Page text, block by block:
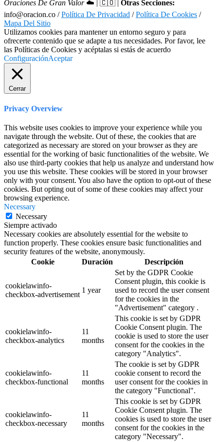
Oraciones De Gran Valor☁️ | 🇨🇴 | Otras Secciones:
info@oracion.co /Política De Privacidad /Política De Cookies /
Mapa Del Sitio
Utilizamos cookies para mantener un entorno seguro y para
ofrecerte contenido que se adapte a tus necesidades. Por favor, lee
las Políticas de Cookies y acéptalas si estás de acuerdo
ConfiguraciónAceptar
Cerrar
Privacy Overview
This website uses cookies to improve your experience while you
navigate through the website. Out of these, the cookies that are
categorized as necessary are stored on your browser as they are
essential for the working of basic functionalities of the website. We
also use third-party cookies that help us analyze and understand how
you use this website. These cookies will be stored in your browser
only with your consent. You also have the option to opt-out of these
cookies. But opting out of some of these cookies may affect your
browsing experience.
Necessary
Necessary
Siempre activado
Necessary cookies are absolutely essential for the website to
function properly. These cookies ensure basic functionalities and
security features of the website, anonymously.
Cookie
Duración Descripción
cookielawinfo-
checkbox-advertisement
1 year
Set by the GDPR Cookie
Consent plugin, this cookie is
used to record the user consent
for the cookies in the
"Advertisement" category .
cookielawinfo-
checkbox-analytics
11
months
This cookie is set by GDPR
Cookie Consent plugin. The
cookie is used to store the user
consent for the cookies in the
category "Analytics".
cookielawinfo-
checkbox-functional
11
months
The cookie is set by GDPR
cookie consent to record the
user consent for the cookies in
the category "Functional".
cookielawinfo-
checkbox-necessary
11
months
This cookie is set by GDPR
Cookie Consent plugin. The
cookies is used to store the user
consent for the cookies in the
category "Necessary".